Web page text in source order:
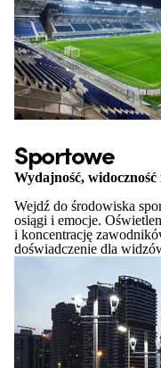
Sportowe
Wydajność, widoczność
Wejdź do środowiska
osiągi i emocje.
i koncentrację
doświadczenie dla